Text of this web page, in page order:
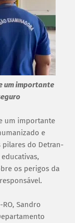
um importante
um importante
e
pilares do Detran-
os perigos da
Sandro